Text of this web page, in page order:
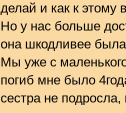
делай и как к этому
Но у нас больше
она шкодливее
Мы уже с
погиб мне было
сестра не